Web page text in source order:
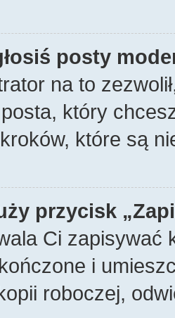
posty
na to
który
które są
przycisk
Ci zapisywać
i
roboczej,